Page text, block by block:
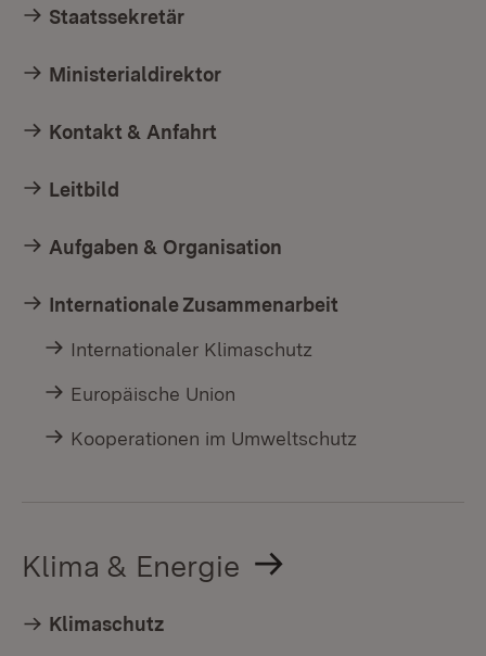
Staatssekretär
Ministerialdirektor
Kontakt & Anfahrt
Leitbild
Aufgaben & Organisation
Internationale Zusammenarbeit
Internationaler Klimaschutz
Europäische Union
Kooperationen im Umweltschutz
Klima & Energie
Klimaschutz